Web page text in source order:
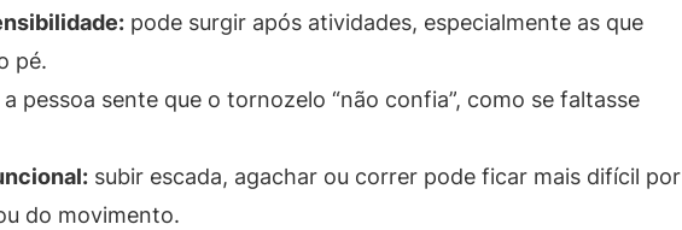
pode surgir após atividades, especialmente as que
pé.
a pessoa sente que o tornozelo “não confia”, como se faltasse
subir escada, agachar ou correr pode ficar mais difícil por
do movimento.